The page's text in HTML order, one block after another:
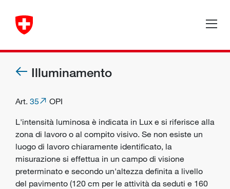
Illuminamento
Art. 35
OPI
L'intensità luminosa è indicata in Lux e si riferisce alla
zona di lavoro o al compito visivo. Se non esiste un
luogo di lavoro chiaramente identificato, la
misurazione si effettua in un campo di visione
preterminato e secondo un'altezza definita a livello
del pavimento (120 cm per le attività da seduti e 160